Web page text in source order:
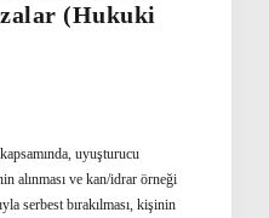
(Hukuki
uyuşturucu
alınması ve kan/idrar örneği
serbest bırakılması, kişinin